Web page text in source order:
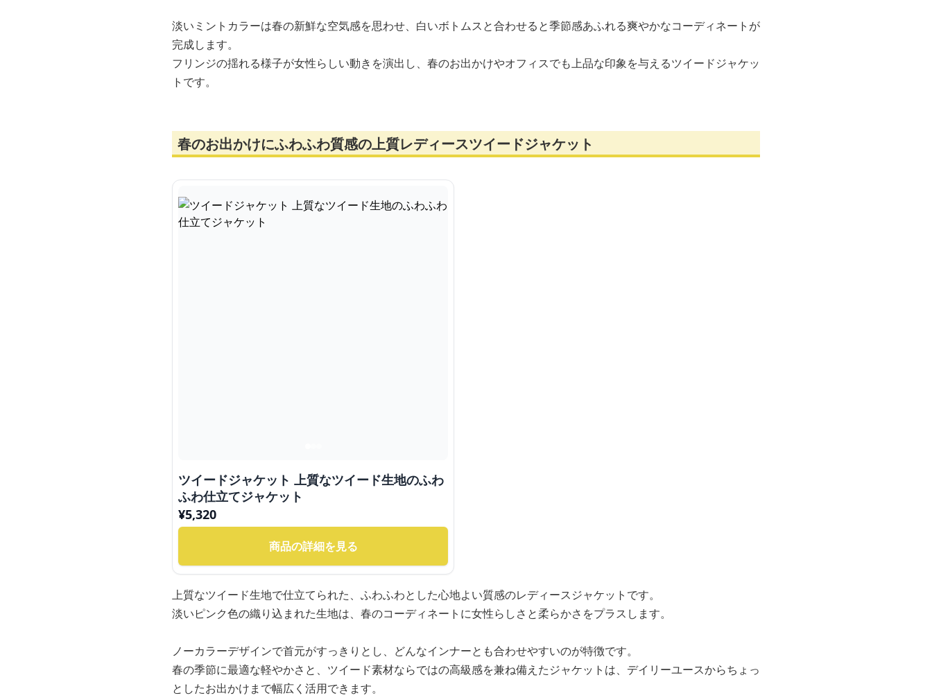
淡いミントカラーは春の新鮮な空気感を思わせ、白いボトムスと合わせると季節感あふれる爽やかなコーディネートが
完成します。
フリンジの揺れる様子が女性らしい動きを演出し、春のお出かけやオフィスでも上品な印象を与えるツイードジャケッ
トです。
春のお出かけにふわふわ質感の上質レディースツイードジャケット
ツイードジャケット 上質なツイード生地のふわ
ふわ仕立てジャケット
¥5,320
商品の詳細を見る
上質なツイード生地で仕立てられた、ふわふわとした心地よい質感のレディースジャケットです。
淡いピンク色の織り込まれた生地は、春のコーディネートに女性らしさと柔らかさをプラスします。
ノーカラーデザインで首元がすっきりとし、どんなインナーとも合わせやすいのが特徴です。
春の季節に最適な軽やかさと、ツイード素材ならではの高級感を兼ね備えたジャケットは、デイリーユースからちょっ
としたお出かけまで幅広く活用できます。